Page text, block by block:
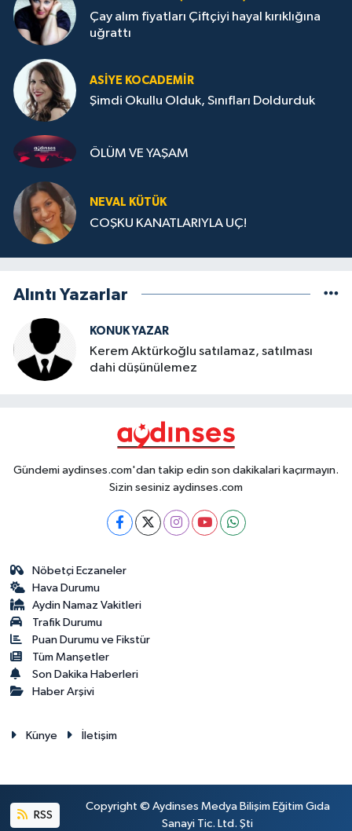
Çay alım fiyatları Çiftçiyi hayal kırıklığına
uğrattı
ASIYE KOCADEMİR
Şimdi Okullu Olduk, Sınıfları Doldurduk
ÖLÜM VE YAŞAM
NEVAL KÜTÜK
COŞKU KANATLARIYLA UÇ!
Alıntı Yazarlar
KONUK YAZAR
Kerem Aktürkoğlu satılamaz, satılması
dahi düşünülemez
Gündemi aydinses.com'dan takip edin son dakikalari kaçırmayın.
Sizin sesiniz aydinses.com
Nöbetçi Eczaneler
Hava Durumu
Aydin Namaz Vakitleri
Trafik Durumu
Puan Durumu ve Fikstür
Tüm Manşetler
Son Dakika Haberleri
Haber Arşivi
Künye İletişim
RSS
Copyright © Aydinses Medya Bilişim Eğitim Gıda
Sanayi Tic. Ltd. Şti